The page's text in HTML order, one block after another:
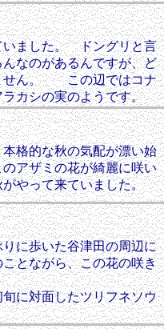
ました。 ドングリと言
なのがあるんですが、ど
せん。 この辺ではコナ
カシの実のようです。
格的な秋の気配が漂い始
アザミの花が綺麗に咲い
やって来ていました。
に歩いた谷津田の周辺に
とながら、この花の咲き
に対面したツリフネソウ